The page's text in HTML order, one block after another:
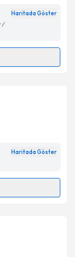
Aydınlatma
belirtilen
Haritada Göster
/
oluşturun.
bir takvim
belirtilen
Haritada Göster
oluşturun.
bir takvim